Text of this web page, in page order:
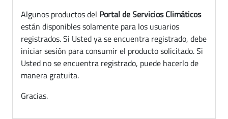
Algunos productos del Portal de Servicios Climáticos
están disponibles solamente para los usuarios
registrados. Si Usted ya se encuentra registrado, debe
iniciar sesión para consumir el producto solicitado. Si
Usted no se encuentra registrado, puede hacerlo de
manera gratuita.
Gracias.